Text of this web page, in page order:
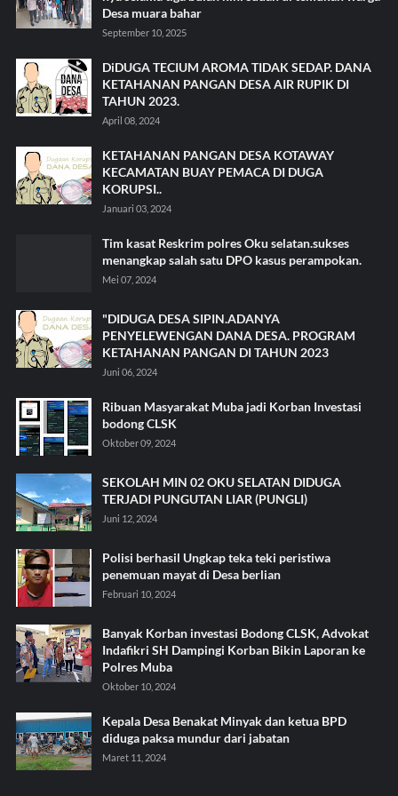
Desa muara bahar
September 10, 2025
DiDUGA TECIUM AROMA TIDAK SEDAP. DANA
KETAHANAN PANGAN DESA AIR RUPIK DI
TAHUN 2023.
April 08, 2024
KETAHANAN PANGAN DESA KOTAWAY
KECAMATAN BUAY PEMACA DI DUGA
KORUPSI..
Januari 03, 2024
Tim kasat Reskrim polres Oku selatan.sukses
menangkap salah satu DPO kasus perampokan.
Mei 07, 2024
"DIDUGA DESA SIPIN.ADANYA
PENYELEWENGAN DANA DESA. PROGRAM
KETAHANAN PANGAN DI TAHUN 2023
Juni 06, 2024
Ribuan Masyarakat Muba jadi Korban Investasi
bodong CLSK
Oktober 09, 2024
SEKOLAH MIN 02 OKU SELATAN DIDUGA
TERJADI PUNGUTAN LIAR (PUNGLI)
Juni 12, 2024
Polisi berhasil Ungkap teka teki peristiwa
penemuan mayat di Desa berlian
Februari 10, 2024
Banyak Korban investasi Bodong CLSK, Advokat
Indafikri SH Dampingi Korban Bikin Laporan ke
Polres Muba
Oktober 10, 2024
Kepala Desa Benakat Minyak dan ketua BPD
diduga paksa mundur dari jabatan
Maret 11, 2024